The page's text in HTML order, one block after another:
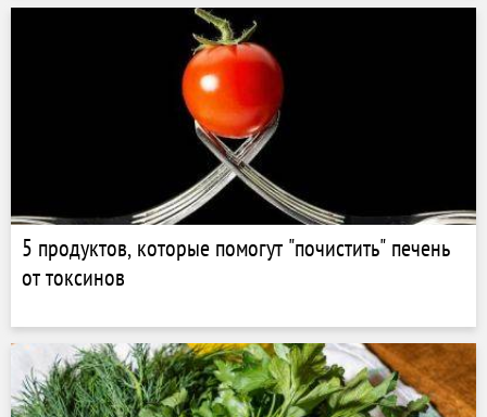
5 продуктов, которые помогут "почистить" печень
от токсинов